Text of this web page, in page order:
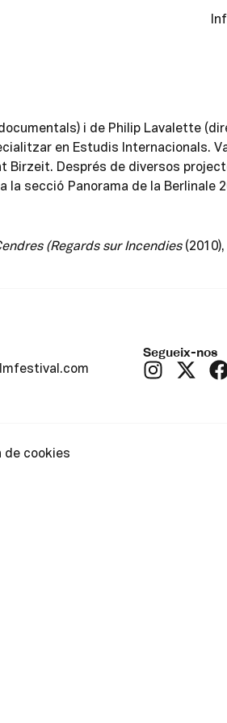
i de Philip Lavalette
en Estudis Internacionals.
Birzeit. Després de diversos
la secció Panorama de la Berlinale
(Regards sur Incendies(2010),
Segueix-nos
de cookies